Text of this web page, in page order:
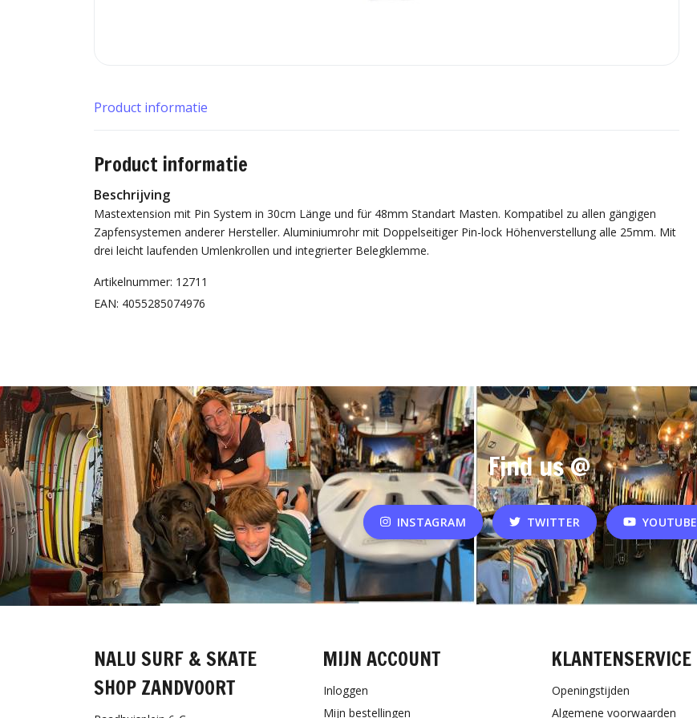
Product informatie
Product informatie
Beschrijving
Mastextension mit Pin System in 30cm Länge und für 48mm Standart Masten. Kompatibel zu allen gängigen
Zapfensystemen anderer Hersteller. Aluminiumrohr mit Doppelseitiger Pin-lock Höhenverstellung alle 25mm. Mit
drei leicht laufenden Umlenkrollen und integrierter Belegklemme.
Artikelnummer: 12711
EAN: 4055285074976
Find us @
INSTAGRAM TWITTER YOUTUBE
NALU SURF & SKATE
SHOP ZANDVOORT
MIJN ACCOUNT
Inloggen
Mijn bestellingen
KLANTENSERVICE
Openingstijden
Algemene voorwaarden